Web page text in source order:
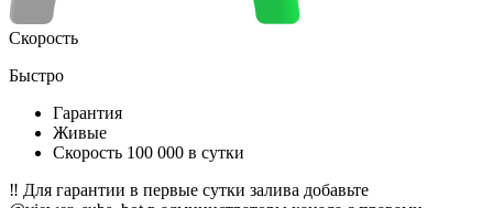
Скорость
Быстро
Гарантия
Живые
Скорость 100 000 в сутки
‼️ Для гарантии в первые сутки залива добавьте